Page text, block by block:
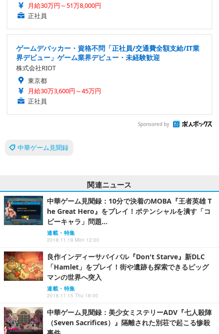
月給30万円～51万8,000円
正社員
ゲームデバッカー・資格不問「正社員/交通費全額支給/IT業
界デビュー」ゲーム業界デビュー・未経験歓迎
株式会社RIOT
東京都
月給30万3,600円～45万円
正社員
Sponsored by
中華ゲーム見聞録
関連ニュース
中華ゲーム見聞録：10分で決着のMOBA『王者英雄 T
he Great Hero』をプレイ！ポテンシャルを潰す「コ
ピーキャラ」問題…
連載・特集
2018.11.19 Mon 12:00
良作インディーサバイバル『Don't Starve』新DLC
「Hamlet」をプレイ！街や遺跡も探索できるピッグ
マンの世界へ突入
連載・特集
2018.11.15 Thu 18:00
中華ゲーム見聞録：美少女ミステリーADV『七人殺陣
（Seven Sacrifices）』隔離された別荘で起こる惨殺